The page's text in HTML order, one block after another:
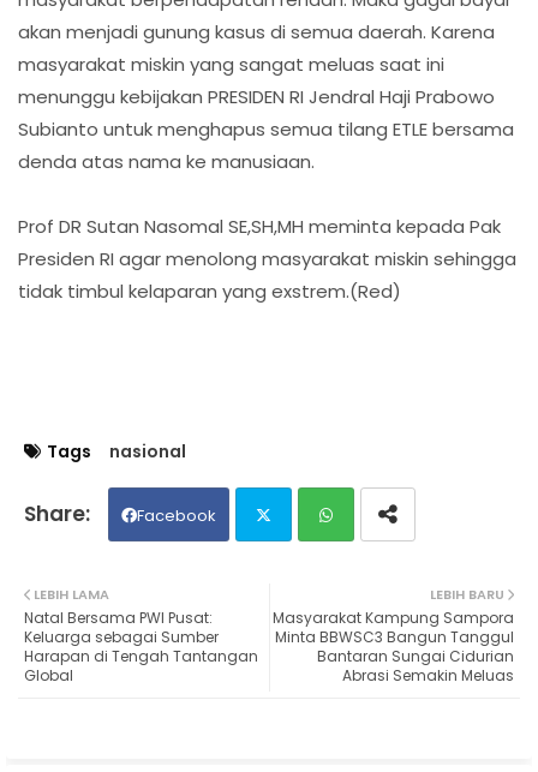
akan menjadi gunung kasus di semua daerah. Karena
masyarakat miskin yang sangat meluas saat ini
menunggu kebijakan PRESIDEN RI Jendral Haji Prabowo
Subianto untuk menghapus semua tilang ETLE bersama
denda atas nama ke manusiaan.
Prof DR Sutan Nasomal SE,SH,MH meminta kepada Pak
Presiden RI agar menolong masyarakat miskin sehingga
tidak timbul kelaparan yang exstrem.(Red)
Tags nasional
Facebook
ter ats
LEBIH BARU
Masyarakat Kampung Sampora
Minta BBWSC3 Bangun Tanggul
Bantaran Sungai Cidurian
Abrasi Semakin Meluas
LEBIH LAMA
Natal Bersama PWI Pusat:
Keluarga sebagai Sumber
Harapan di Tengah Tantangan
Global